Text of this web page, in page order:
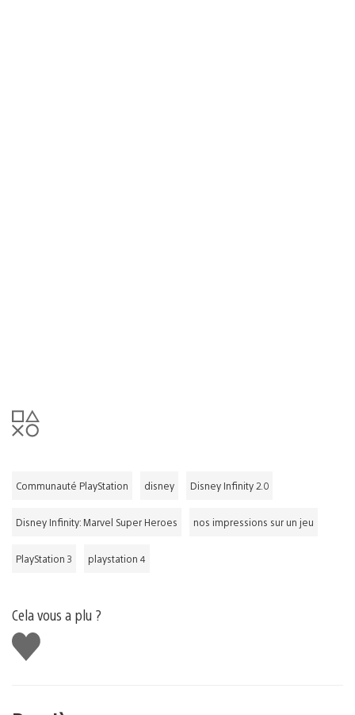
Communauté PlayStation disney Disney Infinity 2.0
Disney Infinity: Marvel Super Heroes nos impressions sur un jeu
PlayStation 3 playstation 4
Cela vous a plu ?
J'aime